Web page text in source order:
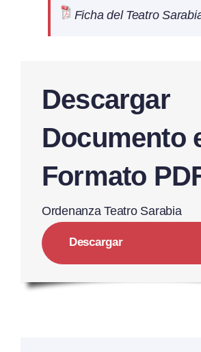
Ficha del Teatro
Descargar
Documento
Formato
Ordenanza Teatro Sarabia
Descargar